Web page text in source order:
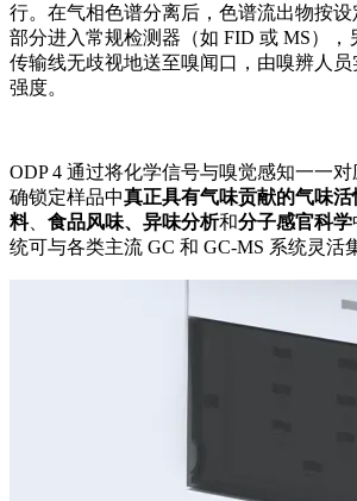
行。在气相色谱分离后，色谱流出物按
部分进入常规检测器（如 FID 或 MS），
传输线无歧视地送至嗅闻口，由嗅辨人
强度。
ODP 4 通过将化学信号与嗅觉感知一一
确锁定样品中真正具有气味贡献的气味活
料、 食品风味、异味分析和分子感官科学
统可与各类主流 GC 和 GC-MS 系统灵活